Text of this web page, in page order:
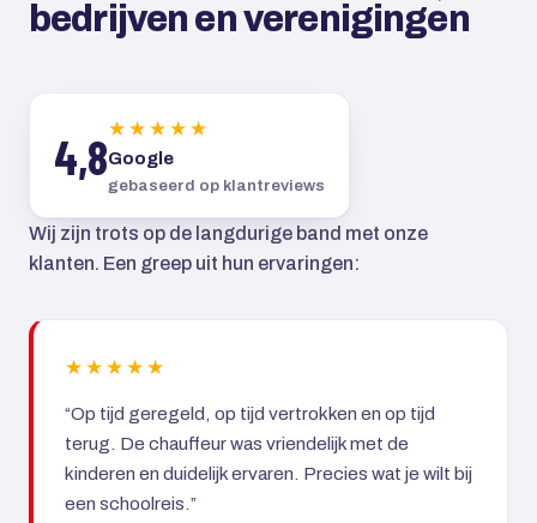
bedrijven en verenigingen
4,8★★★★★
Google
gebaseerd op klantreviews
Wij zijn trots op de langdurige band met onze
klanten. Een greep uit hun ervaringen:
★★★★★
“Op tijd geregeld, op tijd vertrokken en op tijd
terug. De chauffeur was vriendelijk met de
kinderen en duidelijk ervaren. Precies wat je wilt bij
een schoolreis.”